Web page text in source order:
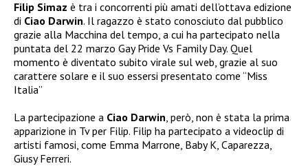
Filip Simaz è tra i concorrenti più amati dell’ottava edizione
di Ciao Darwin. Il ragazzo è stato conosciuto dal pubblico
grazie alla Macchina del tempo, a cui ha partecipato nella
puntata del 22 marzo Gay Pride Vs Family Day. Quel
momento è diventato subito virale sul web, grazie al suo
carattere solare e il suo essersi presentato come “Miss
Italia”
La partecipazione a Ciao Darwin , però, non è stata la prima
apparizione in Tv per Filip. Filip ha partecipato a videoclip di
artisti famosi, come Emma Marrone, Baby K, Caparezza,
Giusy Ferreri.